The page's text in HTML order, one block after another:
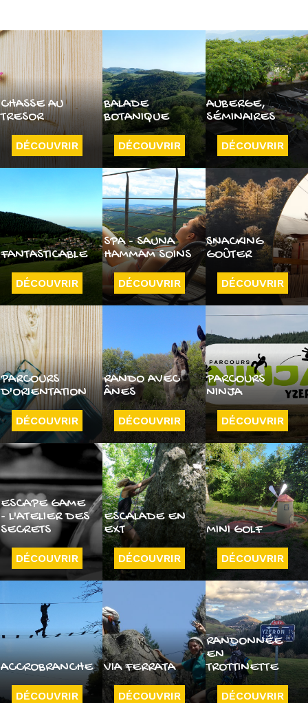
CHASSE AU
TRESOR
DÉCOUVRIR
BALADE
BOTANIQUE
DÉCOUVRIR
AUBERGE,
SÉMINAIRES
DÉCOUVRIR
FANTASTICABLE
DÉCOUVRIR
SPA - SAUNA
HAMMAM SOINS
DÉCOUVRIR
SNACKING
GOÛTER
DÉCOUVRIR
PARCOURS
D'ORIENTATION
DÉCOUVRIR
RANDO AVEC
ÂNES
DÉCOUVRIR
PARCOURS
NINJA
DÉCOUVRIR
ESCAPE GAME
- L'ATELIER DES
SECRETS
DÉCOUVRIR
ESCALADE EN
EXT
DÉCOUVRIR
MINI GOLF
DÉCOUVRIR
ACCROBRANCHE
DÉCOUVRIR
VIA FERRATA
DÉCOUVRIR
RANDONNÉE
EN
TROTTINETTE
DÉCOUVRIR